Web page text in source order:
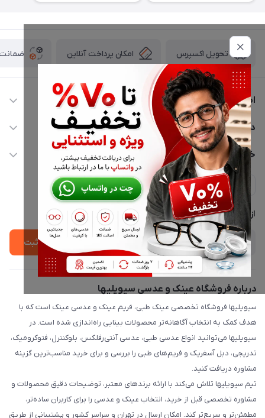
تحویل اکسپرس امکان پرداخت آنلاین ضمانت
اطلاعات تماس
02177116909
info@civiliha.com
ارسال فوری در تهران + ارسال به سراسر کشور
دسترسی سریع
حساب کاربری
مجله فروشگاه
لیست محصولات
درباره ما
خدمات مشتریان
حریم خصوصی
پشتیبانی واتساپ 09397003162
از جدید‌ترین تخفیف‌ها با‌ خبر شوید
ثبت
درباره فروشگاه عینک و عدسی سیویلیها
سیویلیها فروشگاه تخصصی عینک طبی، فریم عینک و عدسی عینک است که با
هدف کمک به انتخاب آگاهانه‌تر محصولات بینایی راه‌اندازی شده است. در
سیویلیها می‌توانید انواع عدسی طبی، عدسی آنتی‌رفلکس، بلوکنترل، فتوکرومیک،
تدریجی، دبل آسفریک و فریم‌های طبی را بررسی و برای خرید مناسب‌ترین گزینه
مشاوره دریافت کنید.
تیم سیویلیها تلاش می‌کند با ارائه برندهای معتبر، توضیحات دقیق محصولات و
مشاوره تخصصی قبل از خرید، انتخاب عینک و عدسی را برای کاربران ساده‌تر،
مطمئن‌تر و سریع‌تر کند. امکان ارسال در تهران و سراسر کشور و پشتیبانی از طریق